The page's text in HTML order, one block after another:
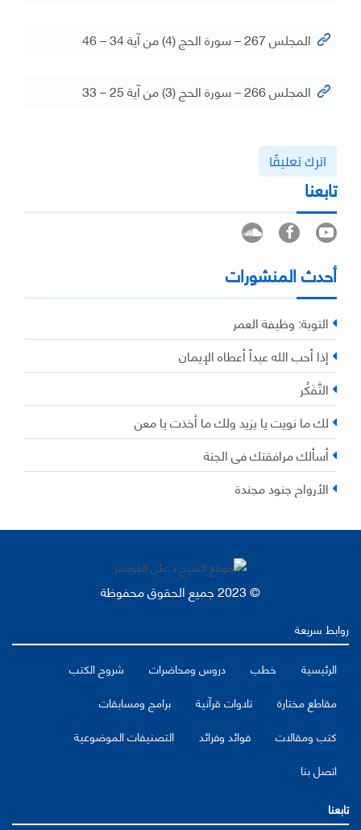
المجلس 267 – سورة الحج (4) من آية 34 – 46
المجلس 266 – سورة الحج (3) من آية 25 – 33
اترك تعليقًا
تابعنا
أحدث المنشورات
التوبة: وظيفة العمر
إذا أحب الله عبداً أعطاه الإيمان
التَّفَكُر
لك ما نويت يا يزيد ولك ما أخذت يا معن
أسألك مرافقتك في الجنة
الأرواح جنود مجندة
© 2023 جميع الحقوق محفوظة
روابط سريعة
الرئيسية
خطب دروس ومحاضرات
شروح الكتب
مقاطع مختارة
تلاوات قرآنية
برامج ومسابقات
كتب ومقالات
فوائد وفرائد
التصنيفات الموضوعية
اتصل بنا
تابعنا